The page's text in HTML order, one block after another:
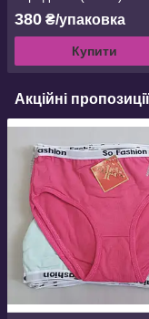
380 ₴/упаковка
Купити
Акційні